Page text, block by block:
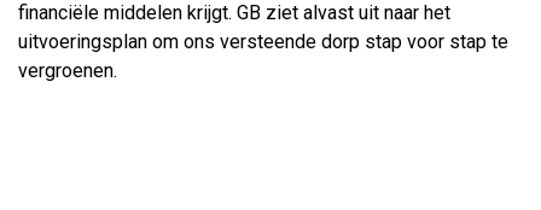
financiële middelen krijgt. GB ziet alvast uit naar het
uitvoeringsplan om ons versteende dorp stap voor stap te
vergroenen.